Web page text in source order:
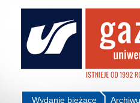
Wydanie bieżące